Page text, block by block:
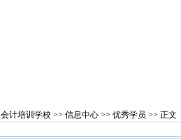
计培训学校 >> 信息中心 >> 优秀学员 >> 正文